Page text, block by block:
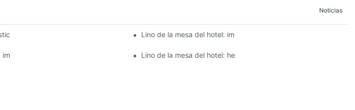
Noticias
clave de la ropa de mesa del hotel para eventos de catering?Lino de la mesa del hotel: impresionante ropa de mesa para la
impresionante ropa de mesa para el comedor de su hotelLino de la mesa del hotel: hermosa ropa de mesa para